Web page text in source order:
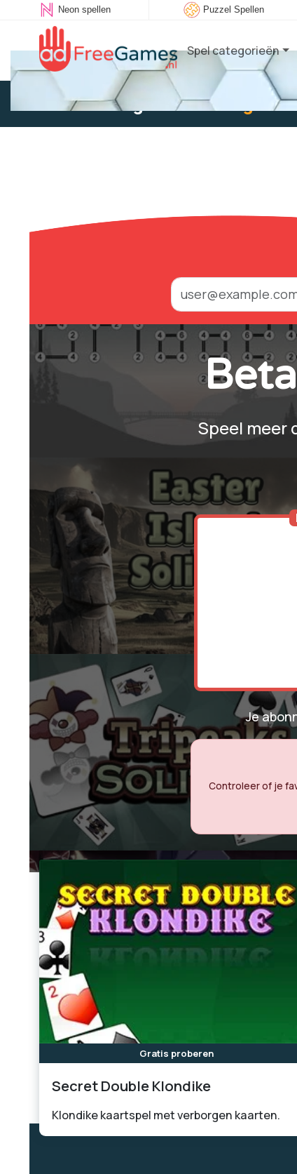
Neon spellen Puzzel Spellen
Spel categorieën
Bestaande gebruiker:
Speel meer
Je
Controleer of je
Gratis proberen
Secret Double Klondike
Klondike kaartspel met verborgen kaarten.